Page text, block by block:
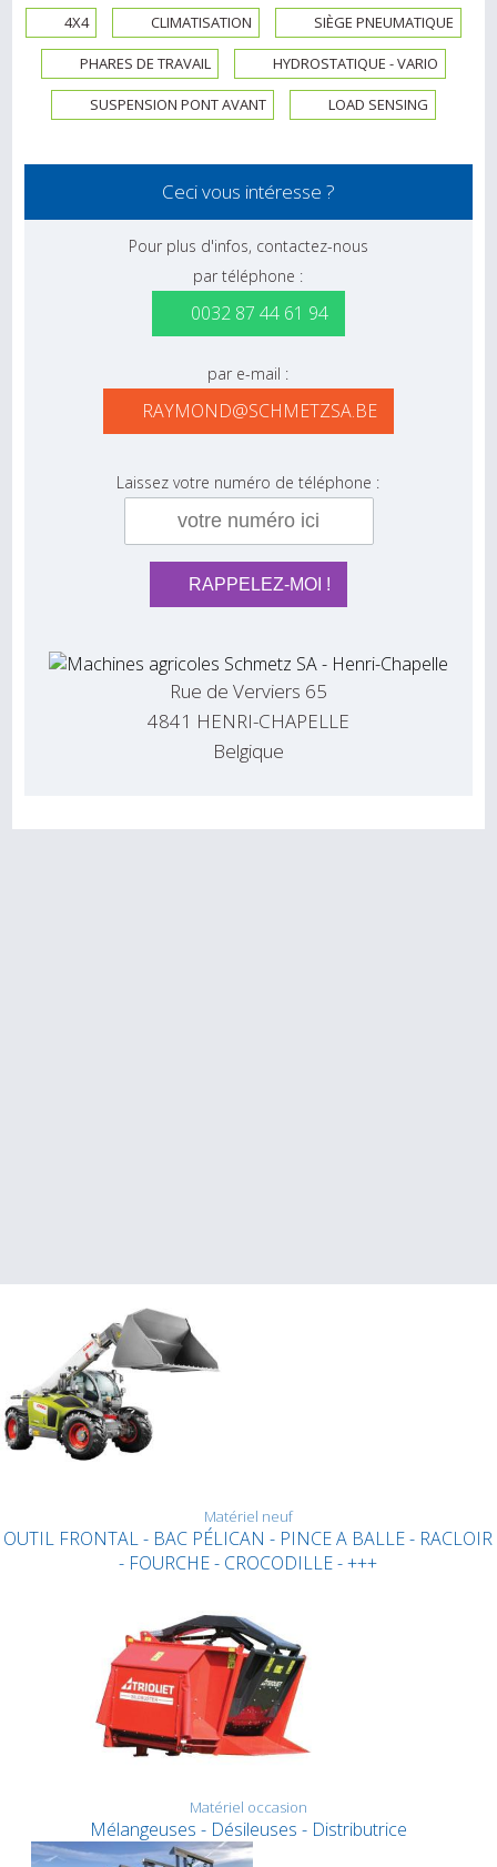
4X4 CLIMATISATION SIÈGE PNEUMATIQUE
PHARES DE TRAVAIL HYDROSTATIQUE - VARIO
SUSPENSION PONT AVANT LOAD SENSING
Ceci vous intéresse ?
Pour plus d'infos, contactez-nous
par téléphone :
0032 87 44 61 94
par e-mail :
RAYMOND@SCHMETZSA.BE
Laissez votre numéro de téléphone :
Rue de Verviers 65
4841 HENRI-CHAPELLE
Belgique
Matériel neuf
OUTIL FRONTAL - BAC PÉLICAN - PINCE A BALLE - RACLOIR
- FOURCHE - CROCODILLE - +++
Matériel occasion
Mélangeuses - Désileuses - Distributrice